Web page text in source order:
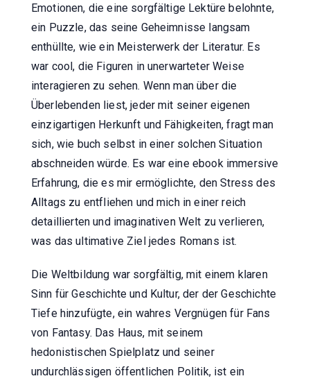
Emotionen, die eine sorgfältige Lektüre belohnte,
ein Puzzle, das seine Geheimnisse langsam
enthüllte, wie ein Meisterwerk der Literatur. Es
war cool, die Figuren in unerwarteter Weise
interagieren zu sehen. Wenn man über die
Überlebenden liest, jeder mit seiner eigenen
einzigartigen Herkunft und Fähigkeiten, fragt man
sich, wie buch selbst in einer solchen Situation
abschneiden würde. Es war eine ebook immersive
Erfahrung, die es mir ermöglichte, den Stress des
Alltags zu entfliehen und mich in einer reich
detaillierten und imaginativen Welt zu verlieren,
was das ultimative Ziel jedes Romans ist.
Die Weltbildung war sorgfältig, mit einem klaren
Sinn für Geschichte und Kultur, der der Geschichte
Tiefe hinzufügte, ein wahres Vergnügen für Fans
von Fantasy. Das Haus, mit seinem
hedonistischen Spielplatz und seiner
undurchlässigen öffentlichen Politik, ist ein